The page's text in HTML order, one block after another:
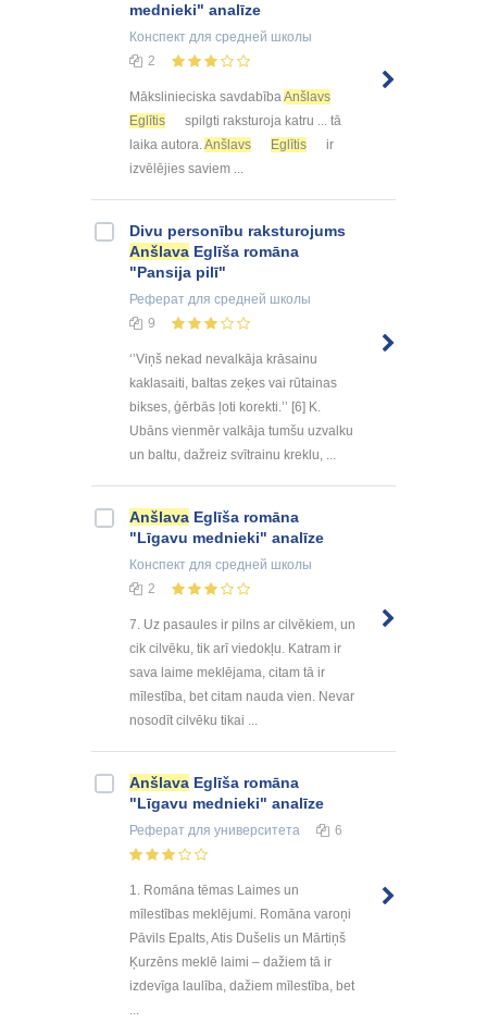
mednieki" analīze
Конспект для средней школы
2
Mākslinieciska savdabībaAnšlavs
Eglītis
spilgti raksturoja katru ... tā
laika autora.Anšlavs Eglītis
ir
izvēlējies saviem ...
Divu personību raksturojums
Anšlava Eglīša romāna
"Pansija pilī"
Реферат для средней школы
9
‘’Viņš nekad nevalkāja krāsainu
kaklasaiti, baltas zeķes vai rūtainas
bikses, ģērbās ļoti korekti.’’ [6] K.
Ubāns vienmēr valkāja tumšu uzvalku
un baltu, dažreiz svītrainu kreklu, ...
Anšlava Eglīša romāna
"Līgavu mednieki" analīze
Конспект для средней школы
2
7. Uz pasaules ir pilns ar cilvēkiem, un
cik cilvēku, tik arī viedokļu. Katram ir
sava laime meklējama, citam tā ir
mīlestība, bet citam nauda vien. Nevar
nosodīt cilvēku tikai ...
Anšlava Eglīša romāna
"Līgavu mednieki" analīze
Реферат для университета 6
1. Romāna tēmas Laimes un
mīlestības meklējumi. Romāna varoņi
Pāvils Epalts, Atis Dušelis un Mārtiņš
Ķurzēns meklē laimi – dažiem tā ir
izdevīga laulība, dažiem mīlestība, bet